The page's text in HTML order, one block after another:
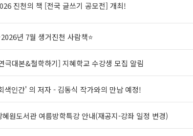
진천의 책 [전국 글쓰기 공모전] 개최!
년 7월 생거진천 사람책⭐
극대본&철학하기] 지혜학교 수강생 모집 알림
색인간' 의 저자 - 김동식 작가와의 만남 예정!
혜원도서관 여름방학특강 안내(재공지-강좌 일정 변경)